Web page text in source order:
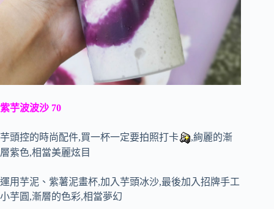
紫芋波波沙 70
芋頭控的時尚配件,買一杯一定要拍照打卡
,絢麗的漸
層紫色,相當美麗炫目
運用芋泥、紫薯泥畫杯,加入芋頭冰沙,最後加入招牌手工
小芋圓,漸層的色彩,相當夢幻